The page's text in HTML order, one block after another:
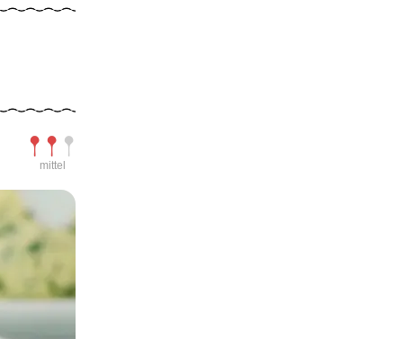
Schwierigkeit
mittel